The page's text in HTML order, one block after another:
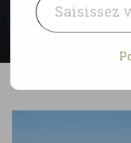
by Marie-Ange Ostré
2 Comments